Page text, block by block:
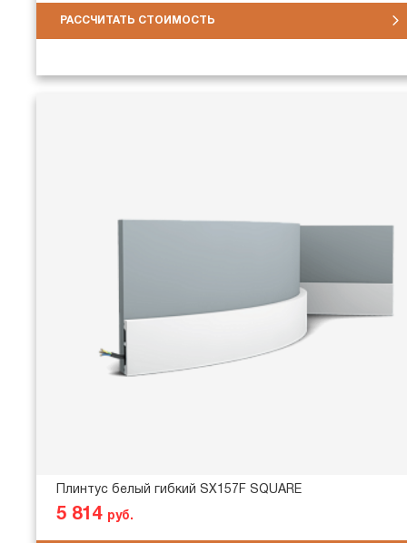
РАССЧИТАТЬ СТОИМОСТЬ
Плинтус белый гибкий SX157F SQUARE
5 814 руб.